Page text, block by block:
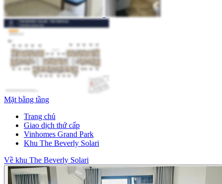
Mặt bằng tầng
Trang chủ
Giao dịch thứ cấp
Vinhomes Grand Park
Khu The Beverly Solari
Về khu The Beverly Solari